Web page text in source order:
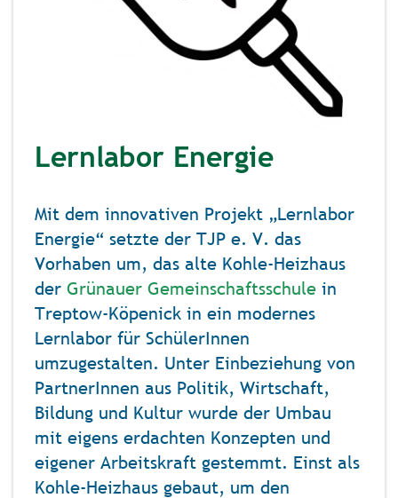
Lernlabor Energie
Mit dem innovativen Projekt „Lernlabor
Energie“ setzte der TJP e. V. das
Vorhaben um, das alte Kohle-Heizhaus
der Grünauer Gemeinschaftsschule in
Treptow-Köpenick in ein modernes
Lernlabor für SchülerInnen
umzugestalten. Unter Einbeziehung von
PartnerInnen aus Politik, Wirtschaft,
Bildung und Kultur wurde der Umbau
mit eigens erdachten Konzepten und
eigener Arbeitskraft gestemmt. Einst als
Kohle-Heizhaus gebaut, um den